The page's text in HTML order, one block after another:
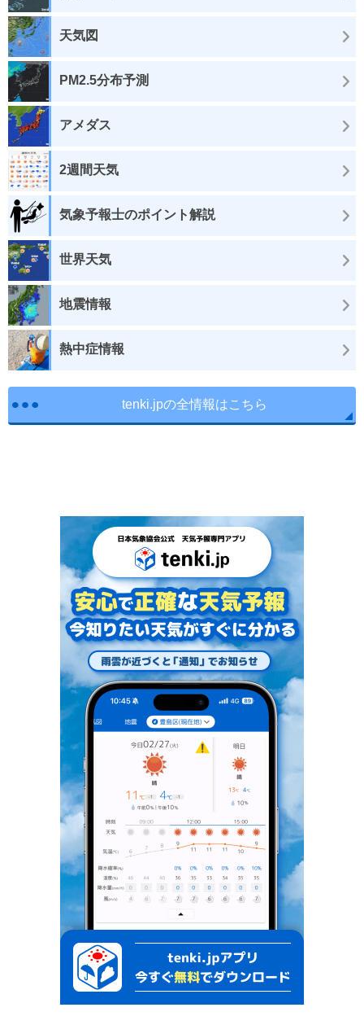
天気図
PM2.5分布予測
アメダス
2週間天気
気象予報士のポイント解説
世界天気
地震情報
熱中症情報
tenki.jpの全情報はこちら